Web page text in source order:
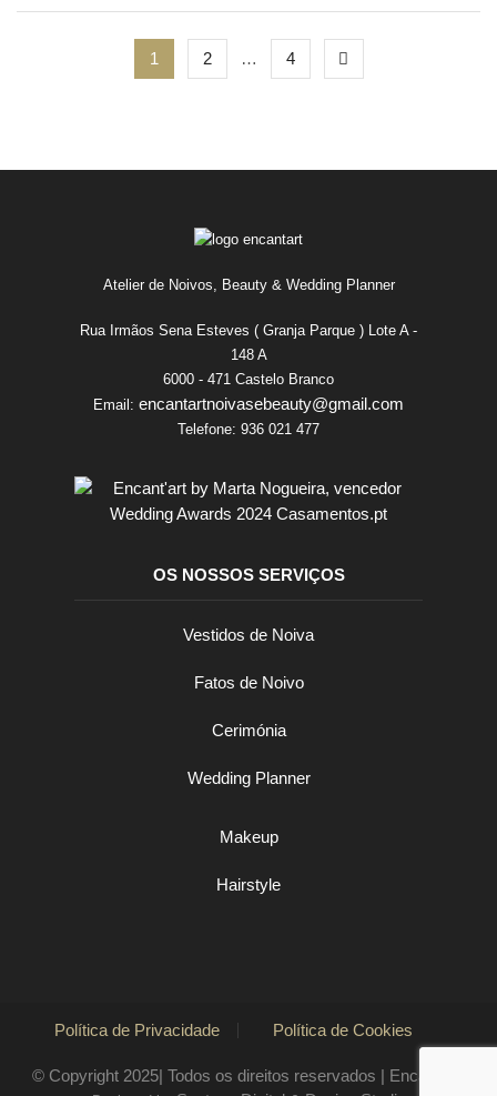
1 2 … 4
Atelier de Noivos, Beauty & Wedding Planner
Rua Irmãos Sena Esteves ( Granja Parque ) Lote A -
148 A
6000 - 471 Castelo Branco
Email: encantartnoivasebeauty@gmail.com
Telefone: 936 021 477
OS NOSSOS SERVIÇOS
Vestidos de Noiva
Fatos de Noivo
Cerimónia
Wedding Planner
Makeup
Hairstyle
Política de Privacidade Política de Cookies
© Copyright 2025| Todos os direitos reservados | Encant`art